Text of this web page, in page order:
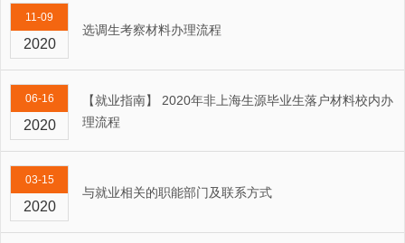
11-09
2020
选调生考察材料办理流程
06-16
2020
【就业指南】 2020年非上海生源毕业生落户材料校内办
理流程
03-15
2020
与就业相关的职能部门及联系方式